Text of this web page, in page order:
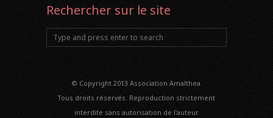
Rechercher sur le site
© Copyright 2013 Association Amalthea.
Tous droits réservés. Reproduction strictement
interdite sans autorisation de l'auteur.